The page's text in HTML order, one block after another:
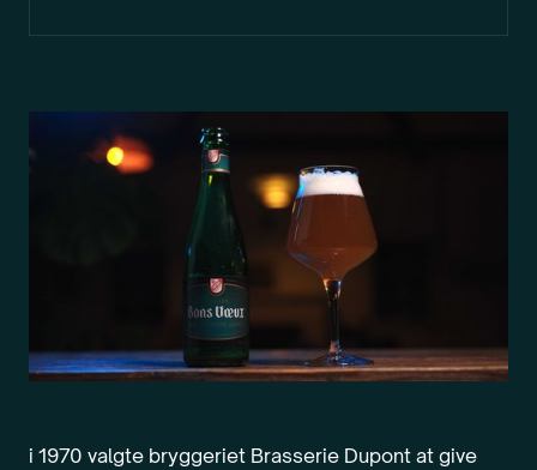
i 1970 valgte bryggeriet Brasserie Dupont at give